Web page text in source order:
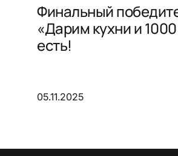
Финальный
«Дарим кухни и
есть!
05.11.2025